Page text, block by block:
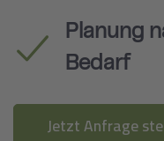
Planung
Bedarf
Jetzt Anfrage